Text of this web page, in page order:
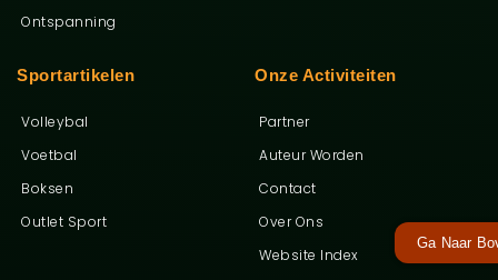
Ga Naar
Onze Activiteiten
Partner
Auteur Worden
Contact
Over Ons
Website Index
Sportartikelen
Volleybal
Voetbal
Boksen
Outlet Sport
Ontspanning